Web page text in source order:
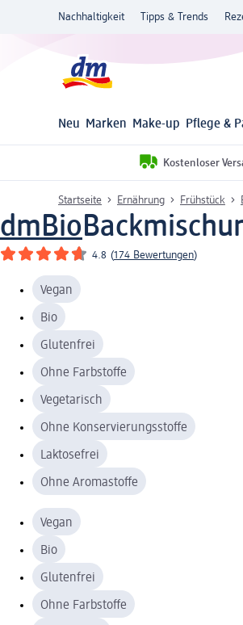
Nachhaltigkeit Tipps & Trends
Neu Marken Make-up Pflege &
Kostenloser
Startseite Ernährung Frühstück
dmBio
4.8 (174 Bewertungen)
Vegan
Bio
Glutenfrei
Ohne Farbstoffe
Vegetarisch
Ohne Konservierungsstoffe
Laktosefrei
Ohne Aromastoffe
Vegan
Bio
Glutenfrei
Ohne Farbstoffe